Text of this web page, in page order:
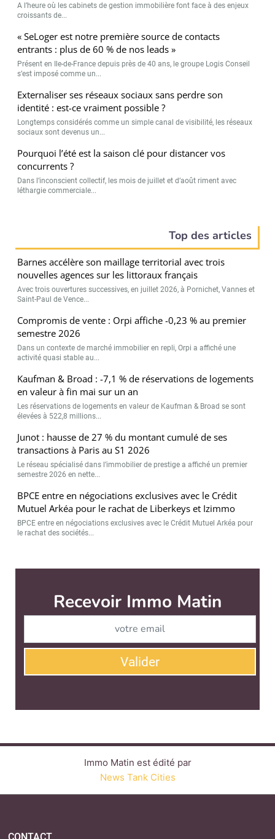
A l’heure où les cabinets de gestion immobilière font face à des enjeux
croissants de...
« SeLoger est notre première source de contacts
entrants : plus de 60 % de nos leads »
Présent en Ile-de-France depuis près de 40 ans, le groupe Logis Conseil
s’est imposé comme un...
Externaliser ses réseaux sociaux sans perdre son
identité : est-ce vraiment possible ?
Longtemps considérés comme un simple canal de visibilité, les réseaux
sociaux sont devenus un...
Pourquoi l’été est la saison clé pour distancer vos
concurrents ?
Dans l’inconscient collectif, les mois de juillet et d’août riment avec
léthargie commerciale...
Top des articles
Barnes accélère son maillage territorial avec trois
nouvelles agences sur les littoraux français
Avec trois ouvertures successives, en juillet 2026, à Pornichet, Vannes et
Saint-Paul de Vence...
Compromis de vente : Orpi affiche -0,23 % au premier
semestre 2026
Dans un contexte de marché immobilier en repli, Orpi a affiché une
activité quasi stable au...
Kaufman & Broad : -7,1 % de réservations de logements
en valeur à fin mai sur un an
Les réservations de logements en valeur de Kaufman & Broad se sont
élevées à 522,8 millions...
Junot : hausse de 27 % du montant cumulé de ses
transactions à Paris au S1 2026
Le réseau spécialisé dans l’immobilier de prestige a affiché un premier
semestre 2026 en nette...
BPCE entre en négociations exclusives avec le Crédit
Mutuel Arkéa pour le rachat de Liberkeys et Izimmo
BPCE entre en négociations exclusives avec le Crédit Mutuel Arkéa pour
le rachat des sociétés...
Immo Matin est édité par
QUI SOMMES-NOUS ?
LINKEDINTWITTERFACEBOOK
YOUTUBE